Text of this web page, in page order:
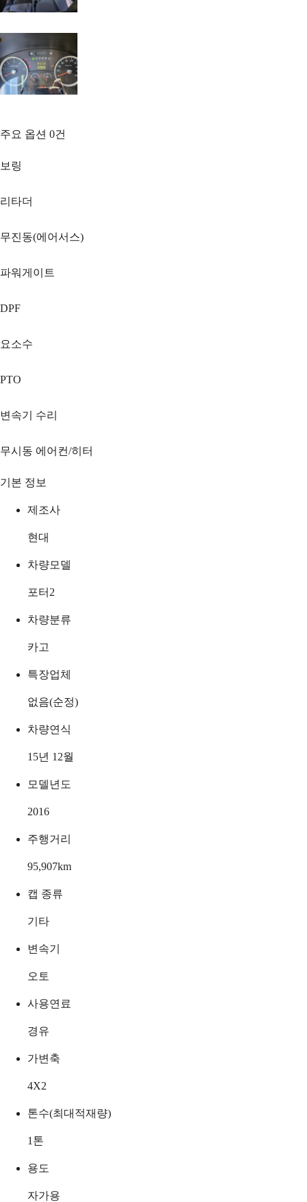
주요 옵션 0건
보링
리타더
무진동(에어서스)
파워게이트
DPF
요소수
PTO
변속기 수리
무시동 에어컨/히터
기본 정보
제조사
현대
차량모델
포터2
차량분류
카고
특장업체
없음(순정)
차량연식
15년 12월
모델년도
2016
주행거리
95,907km
캡 종류
기타
변속기
오토
사용연료
경유
가변축
4X2
톤수(최대적재량)
1 톤
용도
자가용